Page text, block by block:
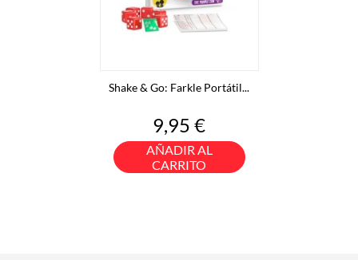
Shake & Go: Farkle Portátil...
Precio
9,95 €
AÑADIR AL
CARRITO